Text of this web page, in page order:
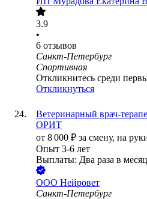
3.9
•
6 отзывов
Санкт-Петербург
Спортивная
Откликнитесь среди
Откликнуться
Ветеринарный врач-
ОРИТ
от 8 000 ₽ за смену, на
Опыт 3-6 лет
Выплаты: Два раза в месяц
ООО Нейровет
Санкт-Петербург